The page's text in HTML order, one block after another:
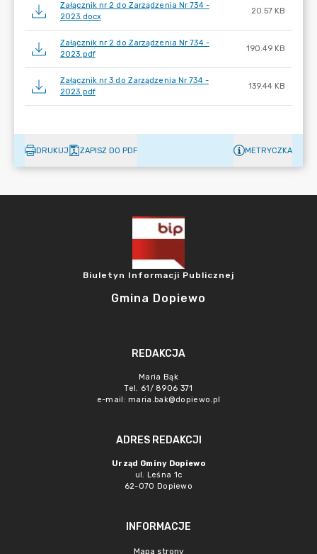
Załącznik nr 2 do Zarządzenia Nr 734 -
2023.docx
20.57 KB
Załącznik nr 2 do Zarządzenia Nr 734 -
2023.pdf
190.49 KB
Załącznik nr 3 do Zarządzenia Nr 734 -
2023.pdf
139.44 KB
DRUKUJ ZAPISZ DO PDF METRYCZKA
Biuletyn Informacji Publicznej
Gmina Dopiewo
REDAKCJA
Maria Bąk
Tel. 61/ 8906 371
e-mail: maria.bak@dopiewo.pl
ADRES REDAKCJI
Urząd Gminy Dopiewo
ul. Leśna 1c
62-070 Dopiewo
INFORMACJE
Mapa strony